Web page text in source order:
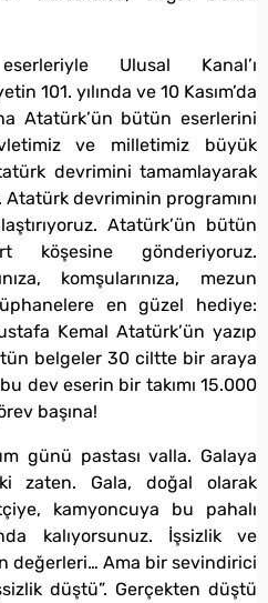
Ulusal Kanal’ı
101. yılında ve 10 Kasım’da
Atatürk’ün bütün eserlerini
ve milletimiz büyük
devrimini tamamlayarak
devriminin programını
Atatürk’ün bütün
köşesine gönderiyoruz.
komşularınıza, mezun
en güzel hediye:
Kemal Atatürk’ün yazıp
belgeler 30 ciltte bir araya
dev eserin bir takımı 15.000
başına!
günü pastası valla. Galaya
zaten. Gala, doğal olarak
kamyoncuya bu pahalı
kalıyorsunuz. İşsizlik ve
değerleri… Ama bir sevindirici
düştü”. Gerçekten düştü